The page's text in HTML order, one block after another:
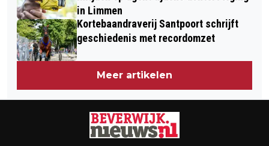
in Limmen
Kortebaandraverij Santpoort schrijft
geschiedenis met recordomzet
Meer artikelen